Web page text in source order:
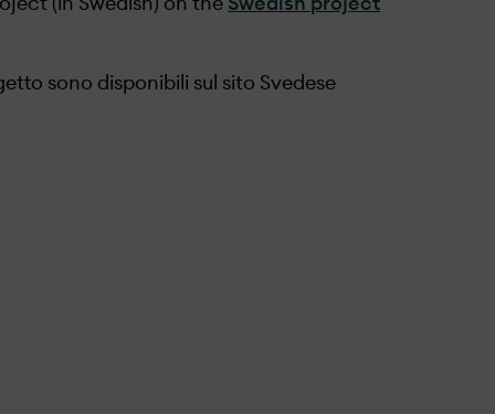
sono disponibili sul sito Svedese